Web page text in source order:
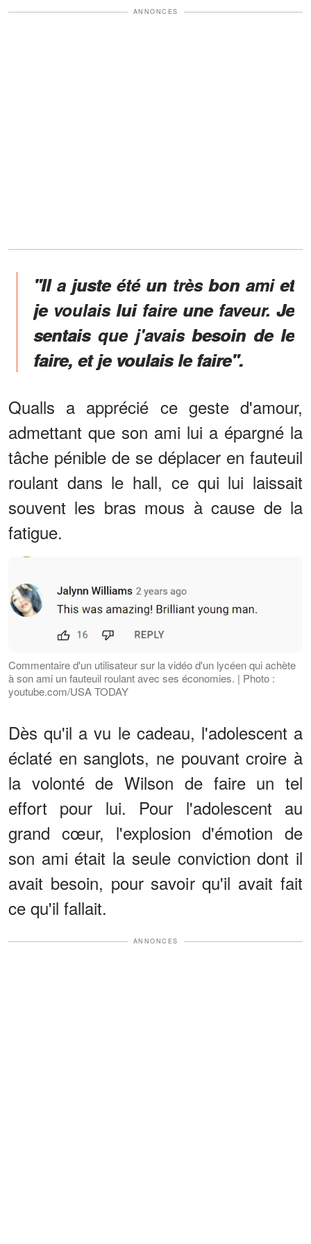
ANNONCES
"Il a juste été un très bon ami et
je voulais lui faire une faveur. Je
sentais que j'avais besoin de le
faire, et je voulais le faire".
Qualls a apprécié ce geste d'amour,
admettant que son ami lui a épargné la
tâche pénible de se déplacer en fauteuil
roulant dans le hall, ce qui lui laissait
souvent les bras mous à cause de la
fatigue.
Commentaire d'un utilisateur sur la vidéo d'un lycéen qui achète
à son ami un fauteuil roulant avec ses économies. | Photo :
youtube.com/USA TODAY
Dès qu'il a vu le cadeau, l'adolescent a
éclaté en sanglots, ne pouvant croire à
la volonté de Wilson de faire un tel
effort pour lui. Pour l'adolescent au
grand cœur, l'explosion d'émotion de
son ami était la seule conviction dont il
avait besoin, pour savoir qu'il avait fait
ce qu'il fallait.
ANNONCES